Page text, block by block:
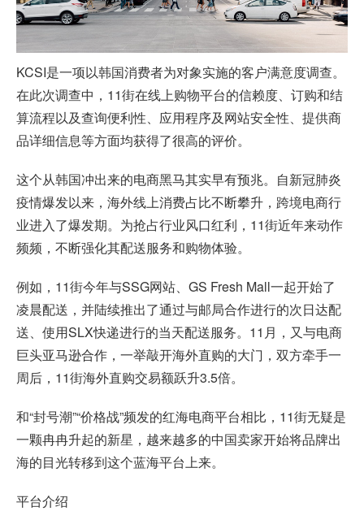
KCSI是一项以韩国消费者为对象实施的客户满意度调查。
在此次调查中，11街在线上购物平台的信赖度、订购和结
算流程以及查询便利性、应用程序及网站安全性、提供商
品详细信息等方面均获得了很高的评价。
这个从韩国冲出来的电商黑马其实早有预兆。自新冠肺炎
疫情爆发以来，海外线上消费占比不断攀升，跨境电商行
业进入了爆发期。为抢占行业风口红利，11街近年来动作
频频，不断强化其配送服务和购物体验。
例如，11街今年与SSG网站、GS Fresh Mall一起开始了
凌晨配送，并陆续推出了通过与邮局合作进行的次日达配
送、使用SLX快递进行的当天配送服务。11月，又与电商
巨头亚马逊合作，一举敲开海外直购的大门，双方牵手一
周后，11街海外直购交易额跃升3.5倍。
和“封号潮”“价格战”频发的红海电商平台相比，11街无疑是
一颗冉冉升起的新星，越来越多的中国卖家开始将品牌出
海的目光转移到这个蓝海平台上来。
平台介绍